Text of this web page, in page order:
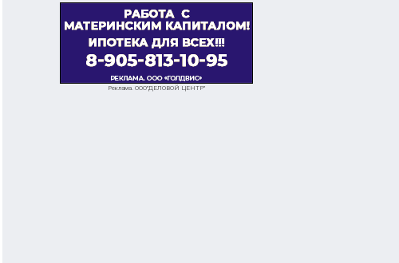
Реклама. ООО"ДЕЛОВОЙ ЦЕНТР"